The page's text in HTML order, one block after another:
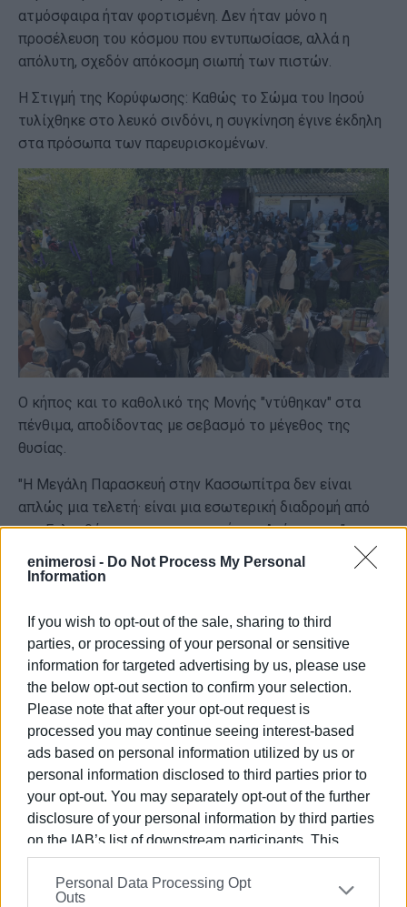
enimerosi - Do Not Process My Personal
Information
If you wish to opt-out of the sale, sharing to third
parties, or processing of your personal or sensitive
information for targeted advertising by us, please use
the below opt-out section to confirm your selection.
Please note that after your opt-out request is
processed you may continue seeing interest-based
ads based on personal information utilized by us or
personal information disclosed to third parties prior to
your opt-out. You may separately opt-out of the further
disclosure of your personal information by third parties
on the IAB’s list of downstream participants. This
information may also be disclosed by us to third parties
on theIAB’s List of Downstream Participants
that may
Personal Data Processing Opt
Outs
ατμόσφαιρα ήταν φορτισμένη. Δεν ήταν μόνο η
προσέλευση του κόσμου που εντυπωσίασε, αλλά η
απόλυτη, σχεδόν απόκοσμη σιωπή των πιστών.
Η Στιγμή της Κορύφωσης: Καθώς το Σώμα του Ιησού
τυλίχθηκε στο λευκό σινδόνι, η συγκίνηση έγινε έκδηλη
στα πρόσωπα των παρευρισκομένων.
Ο κήπος και το καθολικό της Μονής "ντύθηκαν" στα
πένθιμα, αποδίδοντας με σεβασμό το μέγεθος της
θυσίας.
"Η Μεγάλη Παρασκευή στην Κασσωπίτρα δεν είναι
απλώς μια τελετή· είναι μια εσωτερική διαδρομή από
τον Γολγοθά προς την προσμονή της Ανάστασης."
Ο φακός του Σταμάτη Καταπόδη κατέγραψε με
όχι μόνο το γεγονός, αλλά και το συναίσθημα που
"ξεχείλιζε" κάτω από τον κερκυραϊκό ουρανό.
Δείτε το βίντεο και τις φωτογραφίες που ακολουθούν
για να μεταφερθείτε στην κατανυκτική αυτή τελετή.
Φωτορεπορτάζ - Βίντεο: Σταμάτης Καταπόδης